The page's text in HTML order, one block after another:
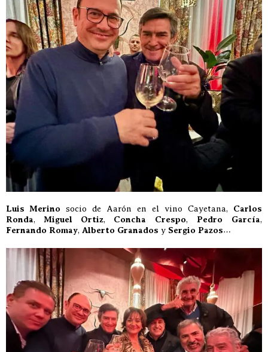
Luis Merino socio de Aarón en el vino Cayetana, Carlos
Ronda, Miguel Ortiz, Concha Crespo, Pedro García,
Fernando Romay, Alberto Granados y Sergio Pazos…